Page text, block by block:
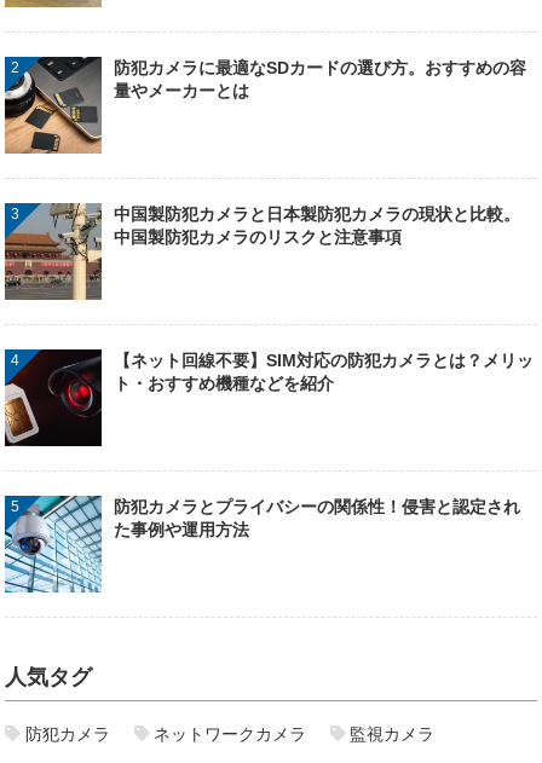
防犯カメラに最適なSDカードの選び方。おすすめの容
量やメーカーとは
中国製防犯カメラと日本製防犯カメラの現状と比較。
中国製防犯カメラのリスクと注意事項
【ネット回線不要】SIM対応の防犯カメラとは？メリッ
ト・おすすめ機種などを紹介
防犯カメラとプライバシーの関係性！侵害と認定され
た事例や運用方法
人気タグ
防犯カメラ ネットワークカメラ 監視カメラ